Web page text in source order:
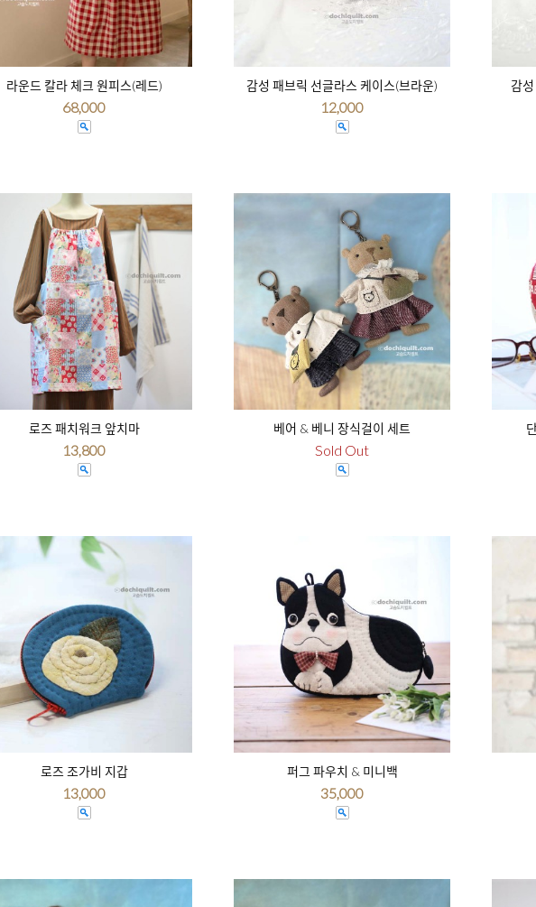
라운드 칼라 체크 원피스(레드)
68,000
감성 패브릭 선글라스 케이스(브라운)
12,000
감
로즈 패치워크 앞치마
13,800
베어 & 베니 장식걸이 세트
Sold Out
로즈 조가비 지갑
13,000
퍼그 파우치 & 미니백
35,000